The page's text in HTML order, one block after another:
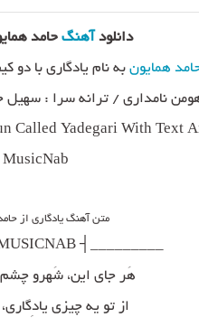
دانلود آهنگ حامد
همایون به نام یادگاری با دو کیفیت ۳۲۰ و ۱۲۸ +
هومن نامداری / ترانه سرا :
Called Yadegari With Text
MusicNab
متن آهنگ یادگاری از
_________┤ MUSICNAB ├_________
هَر جای این، شَهرو
از تو یه چیزی